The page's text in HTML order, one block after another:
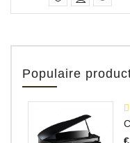
Populaire